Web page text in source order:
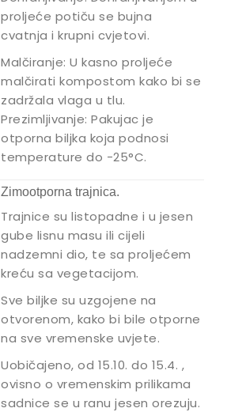
proljeće potiču se bujna
cvatnja i krupni cvjetovi.
Malčiranje: U kasno proljeće
malčirati kompostom kako bi se
zadržala vlaga u tlu.
Prezimljivanje: Pakujac je
otporna biljka koja podnosi
temperature do -25°C.
Zimootporna trajnica.
Trajnice su listopadne i u jesen
gube lisnu masu ili cijeli
nadzemni dio, te sa proljećem
kreću sa vegetacijom.
Sve biljke su uzgojene na
otvorenom, kako bi bile otporne
na sve vremenske uvjete.
Uobičajeno, od 15.10. do 15.4. ,
ovisno o vremenskim prilikama
sadnice se u ranu jesen orezuju.